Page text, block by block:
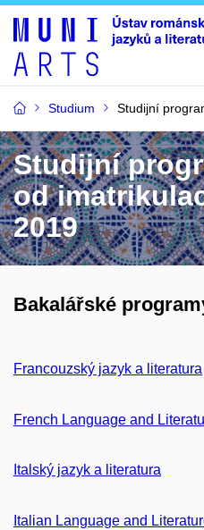
Studium Studijní
Studijní
od
2019
Bakalářské
Francouzský jazyk a literatura
French Language and
Italský jazyk a literatura
Italian Language and